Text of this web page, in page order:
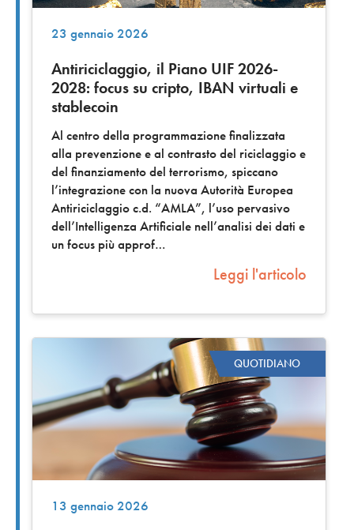
23 gennaio 2026
Antiriciclaggio, il Piano UIF 2026-
2028: focus su cripto, IBAN virtuali e
stablecoin
Al centro della programmazione finalizzata
alla prevenzione e al contrasto del riciclaggio e
del finanziamento del terrorismo, spiccano
l’integrazione con la nuova Autorità Europea
Antiriciclaggio c.d. “AMLA”, l’uso pervasivo
dell’Intelligenza Artificiale nell’analisi dei dati e
un focus più approf
Leggi l'articolo
QUOTIDIANO
13 gennaio 2026